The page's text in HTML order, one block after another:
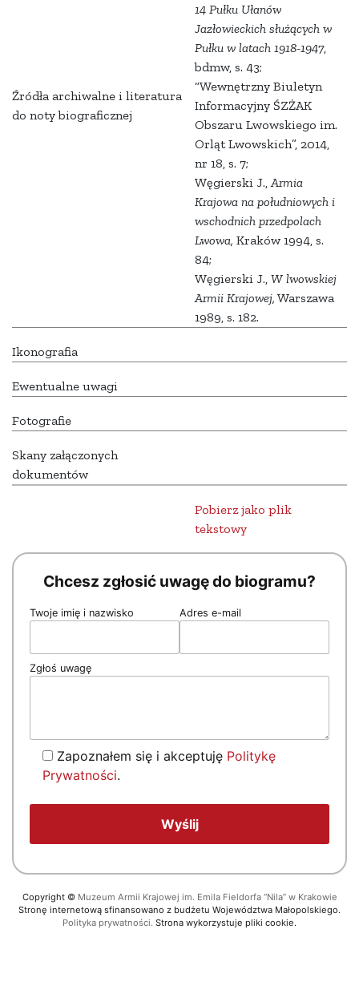
Źródła archiwalne i literatura
do noty biograficznej
14 Pułku Ułanów
Jazłowieckich służących w
Pułku w latach 1918-1947,
bdmw, s. 43;
“Wewnętrzny Biuletyn
Informacyjny ŚZŻAK
Obszaru Lwowskiego im.
Orląt Lwowskich”, 2014,
nr 18, s. 7;
Węgierski J.,Armia
Krajowa na południowych i
wschodnich przedpolach
Lwowa, Kraków 1994, s.
84;
Węgierski J., W lwowskiej
Armii Krajowej, Warszawa
1989, s. 182.
Ikonografia
Ewentualne uwagi
Fotografie
Skany załączonych
dokumentów
Pobierz jako plik
tekstowy
Chcesz zgłosić uwagę do biogramu?
Twoje imię i nazwisko Adres e-mail
Zgłoś uwagę
Zapoznałem się i akceptuję Politykę
Prywatności.
Copyright © Muzeum Armii Krajowej im. Emila Fieldorfa “Nila” w Krakowie
Stronę internetową sfinansowano z budżetu Województwa Małopolskiego.
Polityka prywatności. Strona wykorzystuje pliki cookie.